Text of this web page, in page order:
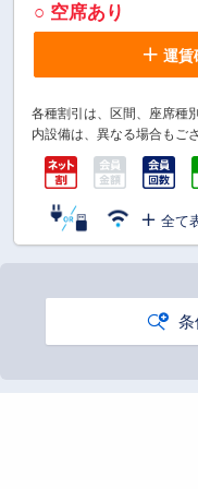
○ 空席あり
運賃
各種割引は、区間、座席種
内設備は、異なる場合もご
全て
条